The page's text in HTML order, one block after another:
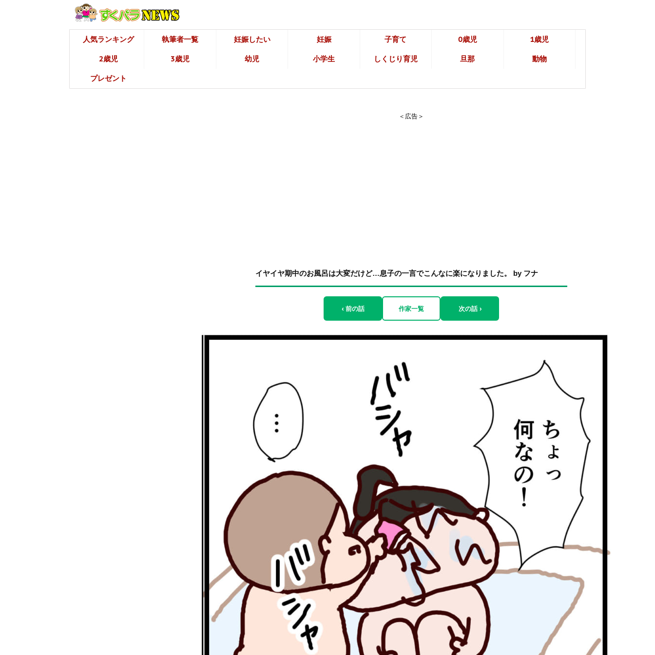
人気ランキング 執筆者一覧 妊娠したい 妊娠 子育て 0歳児 1歳児
2歳児 3歳児 幼児 小学生 しくじり育児 旦那 動物
プレゼント
＜広告＞
イヤイヤ期中のお風呂は大変だけど…息子の一言でこんなに楽になりました。 by フナ
‹ 前の話 作家一覧 次の話 ›